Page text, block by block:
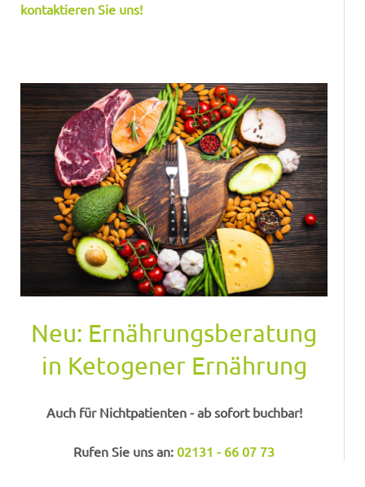
kontaktieren Sie uns!
Neu: Ernährungsberatung
in Ketogener Ernährung
Auch für Nichtpatienten - ab sofort buchbar!
Rufen Sie uns an: 02131 - 66 07 73